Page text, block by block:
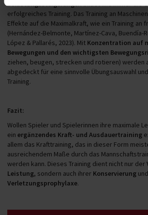
Belastungssteigerungenbildet wie immer die
erfolgreiches Training. Das Training an
Effekte auf die Maximalkraft, wie ein Training an
(Hernández-Belmonte, Martínez-Cava, Buendía-
López & Pallarés, 2023). Mit Konzentration auf
Bewegungen und den wichtigsten
ziehen, beugen, strecken und rotieren) werden
abgedeckt für eine sinnvolle Übungsauswahl
Training.
Fazit:
Wollen Spieler und Spielerinnen ihre maximale
ein ergänzendes Kraft- und Ausdauertraining
allem das Krafttraining, das in dieser Form
ausreichendem Maße durch das
werden kann. Dieses Training dient nicht nur der
Leistung, sondern auch ihrer Konservierung
Verletzungsprophylaxe.